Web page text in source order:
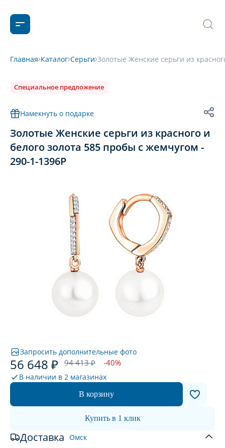
Главная Каталог Серьги Золотые Женские серьги из
Специальное предложение
Намекнуть о подарке
Золотые Женские серьги из красного и
белого золота 585 пробы с жемчугом -
290-1-1396Р
Запросить дополнительные фото
56 648 ₽ 94 413 ₽ -40%
В наличии в 2 магазинах
В корзину
Купить в 1 клик
Доставка Омск